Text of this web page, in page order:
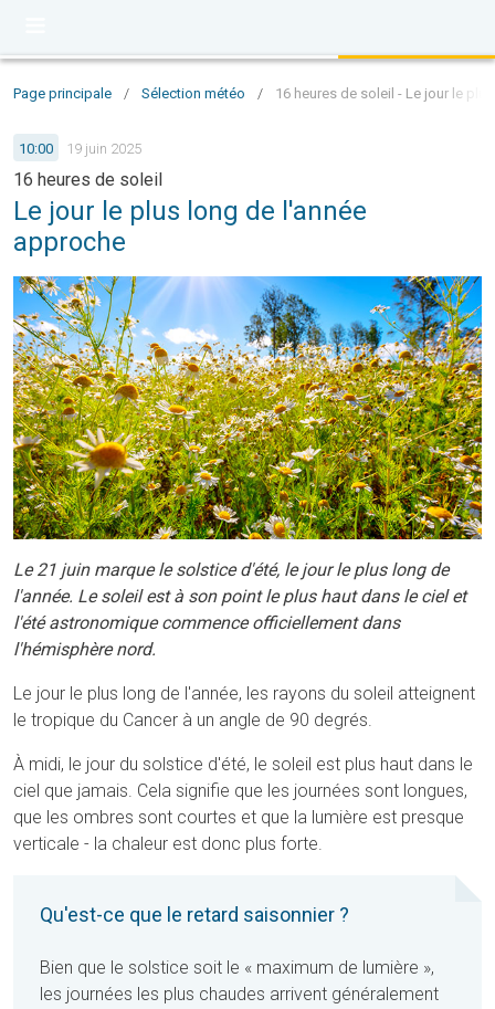
Page principale / Sélection météo / 16 heures de soleil - Le jour le
10:00 19 juin 2025
16 heures de soleil
Le jour le plus long de l'année
approche
Le 21 juin marque le solstice d'été, le jour le plus long de
l'année. Le soleil est à son point le plus haut dans le ciel et
l'été astronomique commence officiellement dans
l'hémisphère nord.
Le jour le plus long de l'année, les rayons du soleil atteignent
le tropique du Cancer à un angle de 90 degrés.
À midi, le jour du solstice d'été, le soleil est plus haut dans le
ciel que jamais. Cela signifie que les journées sont longues,
que les ombres sont courtes et que la lumière est presque
verticale - la chaleur est donc plus forte.
Qu'est-ce que le retard saisonnier ?
Bien que le solstice soit le « maximum de lumière »,
les journées les plus chaudes arrivent généralement